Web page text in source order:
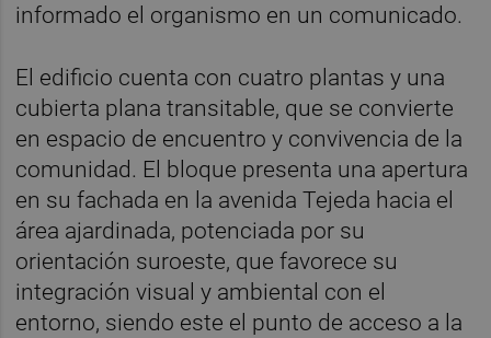
informado el organismo en un comunicado.
El edificio cuenta con cuatro plantas y una
cubierta plana transitable, que se convierte
en espacio de encuentro y convivencia de la
comunidad. El bloque presenta una apertura
en su fachada en la avenida Tejeda hacia el
área ajardinada, potenciada por su
orientación suroeste, que favorece su
integración visual y ambiental con el
entorno, siendo este el punto de acceso a la